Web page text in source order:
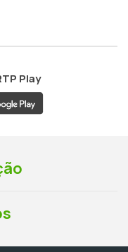
Play